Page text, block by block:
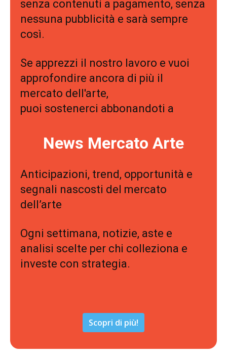
senza contenuti a pagamento, senza
nessuna pubblicità e sarà sempre
così.
Se apprezzi il nostro lavoro e vuoi
approfondire ancora di più il
mercato dell'arte,
puoi sostenerci abbonandoti a
News Mercato Arte
Anticipazioni, trend, opportunità e
segnali nascosti del mercato
dell’arte
Ogni settimana, notizie, aste e
analisi scelte per chi colleziona e
investe con strategia.
Scopri di più!